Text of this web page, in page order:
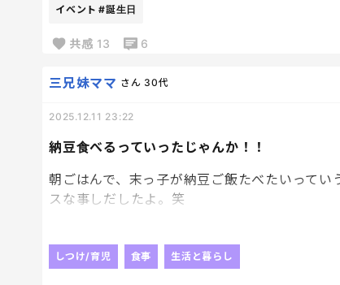
チョコクリームの何かが合わないようで
ホイップ絞って作らせて
作ったとて、誰食べる？？になるから出来ない
自分で作ったら特別でもないことは確認済み。笑
子供たちも今度31連れてってもらえる方がいい
言うくらいだから、
イベント #誕生日
共感 13 6
納豆食べるっていったじゃんか！！
三兄妹ママ さん 30代
2025.12.11 23:22
朝ごはんで、末っ子が納豆ご飯たべたいって
スな事しだしたよ。笑
納豆ご飯食べたいって言ったじゃないですか！笑
しつけ/育児 食事 生活と暮らし